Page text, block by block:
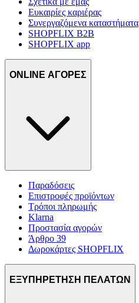
Ευκαιρίες καριέρας
Συνεργαζόμενα καταστήματα
SHOPFLIX B2B
SHOPFLIX app
ONLINE ΑΓΟΡΕΣ
Παραδόσεις
Επιστροφές προϊόντων
Τρόποι πληρωμής
Klarna
Προστασία αγορών
Άρθρο 39
Δωροκάρτες SHOPFLIX
ΕΞΥΠΗΡΕΤΗΣΗ ΠΕΛΑΤΩΝ